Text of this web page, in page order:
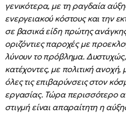
γενικότερα, με τη ραγδαία
ενεργειακού κόστους και την
σε βασικά είδη πρώτης
οριζόντιες παροχές με
λύνουν το πρόβλημα. Δυστυχώς,
κατέχοντες, με πολιτική
όλες τις επιβαρύνσεις στον
εργασίας. Τώρα περισσότερο
στιγμή είναι απαραίτητη η